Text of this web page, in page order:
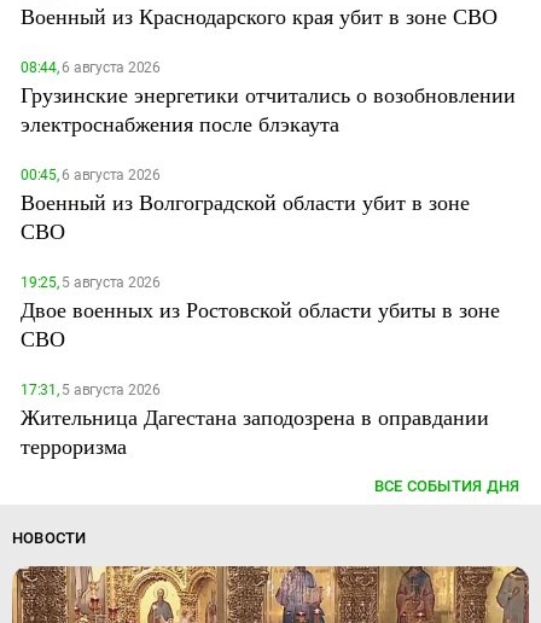
Военный из Краснодарского края убит в зоне СВО
08:44,6 августа 2026
Грузинские энергетики отчитались о возобновлении
электроснабжения после блэкаута
00:45,6 августа 2026
Военный из Волгоградской области убит в зоне
СВО
19:25,5 августа 2026
Двое военных из Ростовской области убиты в зоне
СВО
17:31,5 августа 2026
Жительница Дагестана заподозрена в оправдании
терроризма
ВСЕ СОБЫТИЯ ДНЯ
НОВОСТИ